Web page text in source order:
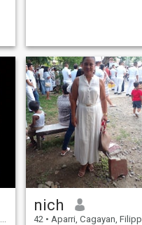
nich
42 • Aparri, Cagayan, Filippinerne